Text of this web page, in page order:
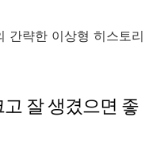
간략한 이상형 히스토리
고 잘 생겼으면 좋